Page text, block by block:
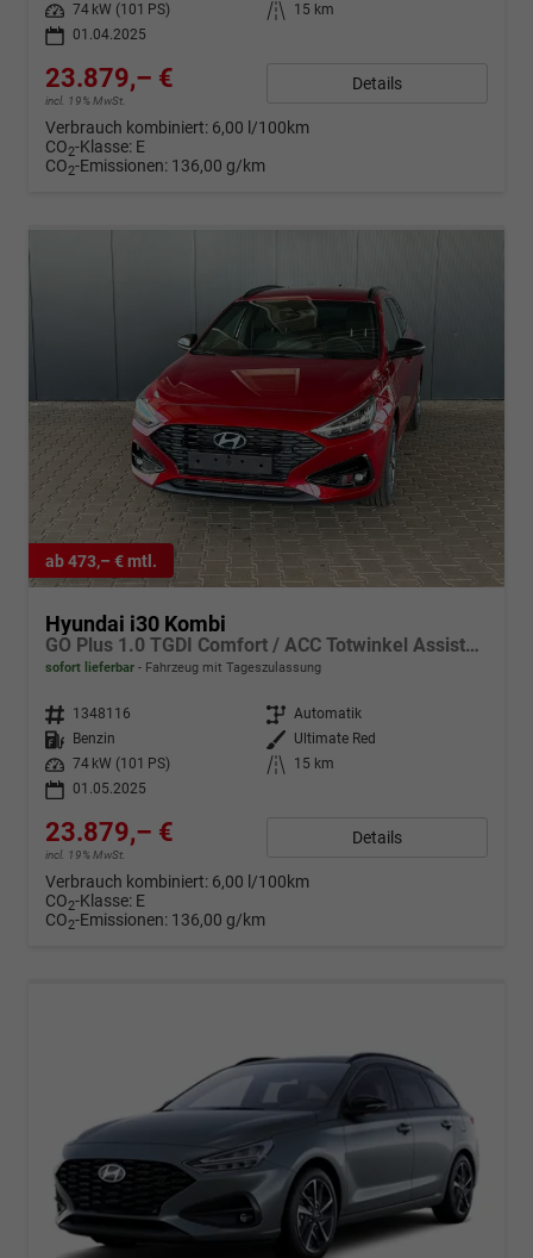
Leistung
74 kW (101 PS) Kilometerstand
15 km
01.04.2025
23.879,– €
incl. 19% MwSt.
Details
Verbrauch kombiniert: 6,00 l/100km
CO2-Klasse: E
CO2-Emissionen: 136,00 g/km
ab 473,– € mtl.
Hyundai i30 Kombi
GO Plus 1.0 TGDI Comfort / ACC Totwinkel Assistent Sitz + Lenkradheizung Alu 17"
sofort lieferbar Fahrzeug mit Tageszulassung
Fahrzeugnr. 1348116 Getriebe Automatik
Kraftstoff
Benzin Außenfarbe
Ultimate Red
Leistung
74 kW (101 PS) Kilometerstand
15 km
01.05.2025
23.879,– €
incl. 19% MwSt.
Details
Verbrauch kombiniert: 6,00 l/100km
CO2-Klasse: E
CO2-Emissionen: 136,00 g/km